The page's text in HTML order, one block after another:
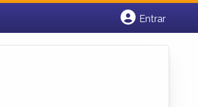
Entrar